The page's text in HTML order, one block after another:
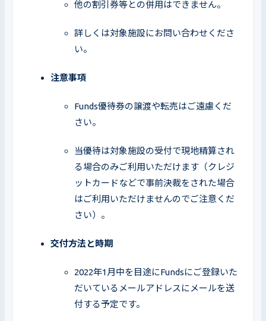
他の割引券等との併用はできません。
詳しくは対象施設にお問い合わせくださ
い。
注意事項
Funds優待券の譲渡や転売はご遠慮くだ
さい。
当優待は対象施設の受付で現地精算され
る場合のみご利用いただけます（クレジ
ットカードなどで事前決裁をされた場合
はご利用いただけませんのでご注意くだ
さい）。
交付方法と時期
2022年1月中を目途にFundsにご登録いた
だいているメールアドレスにメールを送
付する予定です。